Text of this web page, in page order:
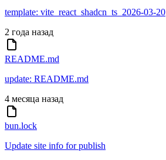
template: vite_react_shadcn_ts_2026-03-20
2 года назад
README.md
update: README.md
4 месяца назад
bun.lock
Update site info for publish